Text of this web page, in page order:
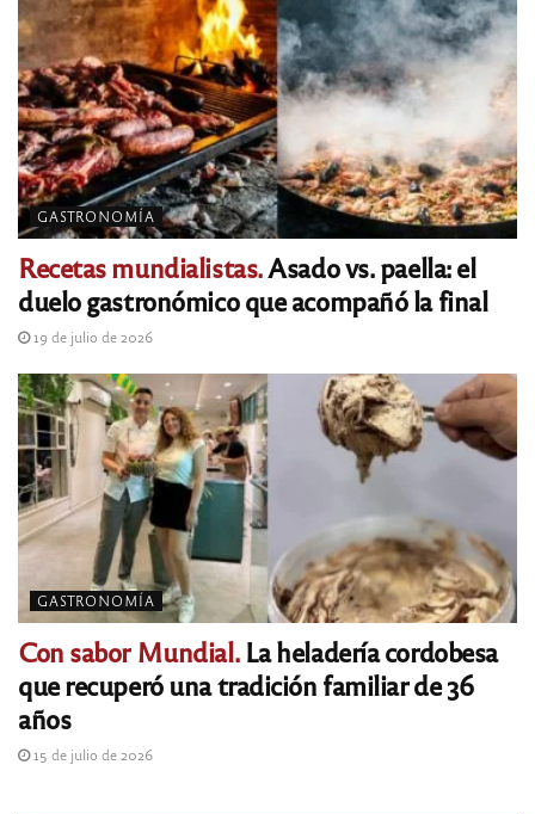
GASTRONOMÍA
Recetas mundialistas.Asado vs. paella: el
duelo gastronómico que acompañó la final
19 de julio de 2026
GASTRONOMÍA
Con sabor Mundial.La heladería cordobesa
que recuperó una tradición familiar de 36
años
15 de julio de 2026